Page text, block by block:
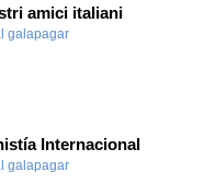
amici italiani
galapagar-
Internacional
galapagar-